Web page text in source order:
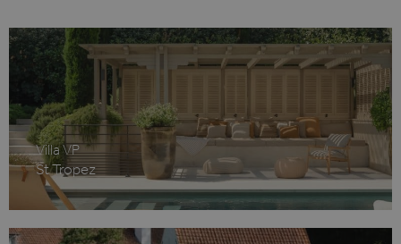
Villa VP
St Tropez